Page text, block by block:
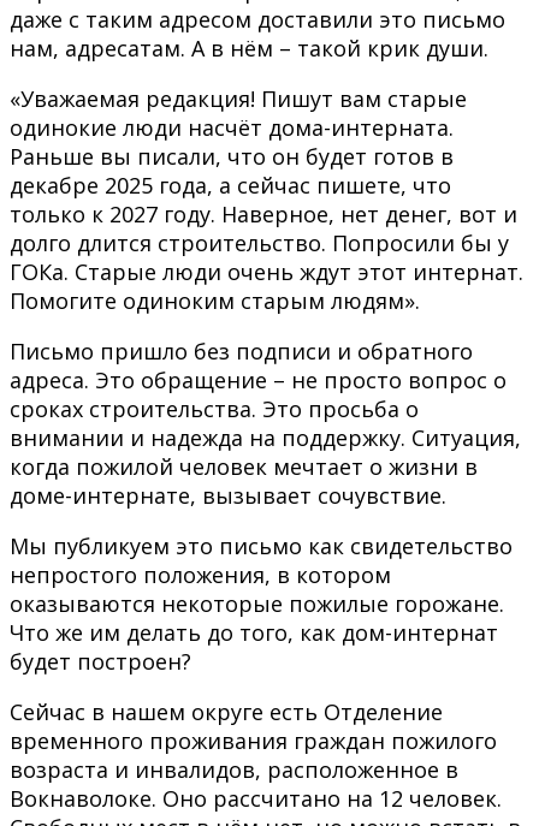
даже с таким адресом доставили это письмо
нам, адресатам. А в нём – такой крик души.
«Уважаемая редакция! Пишут вам старые
одинокие люди насчёт дома-интерната.
Раньше вы писали, что он будет готов в
декабре 2025 года, а сейчас пишете, что
только к 2027 году. Наверное, нет денег, вот и
долго длится строительство. Попросили бы у
ГОКа. Старые люди очень ждут этот интернат.
Помогите одиноким старым людям».
Письмо пришло без подписи и обратного
адреса. Это обращение – не просто вопрос о
сроках строительства. Это просьба о
внимании и надежда на поддержку. Ситуация,
когда пожилой человек мечтает о жизни в
доме-интернате, вызывает сочувствие.
Мы публикуем это письмо как свидетельство
непростого положения, в котором
оказываются некоторые пожилые горожане.
Что же им делать до того, как дом-интернат
будет построен?
Сейчас в нашем округе есть Отделение
временного проживания граждан пожилого
возраста и инвалидов, расположенное в
Вокнаволоке. Оно рассчитано на 12 человек.